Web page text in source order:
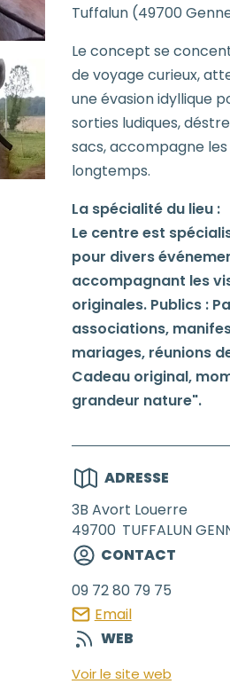
Tuffalun (49700
Le concept se
de voyage curieux,
une évasion idyllique
sorties ludiques,
sacs, accompagne
longtemps.
La spécialité du lieu :
Le centre est
pour divers
accompagnant les
originales. Publics :
associations,
mariages, réunions
Cadeau original,
grandeur nature".
ADRESSE
3B Avort Louerre
49700 TUFFALUN
CONTACT
09 72 80 79 75
Email
WEB
Voir le site web